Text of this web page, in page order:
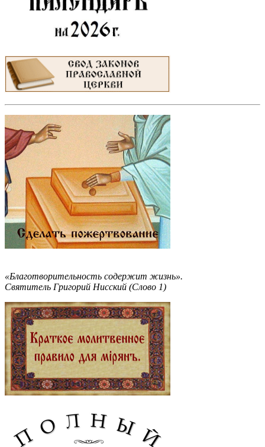
«Благотворительность содержит жизнь».
Святитель Григорий Нисский (Слово 1)